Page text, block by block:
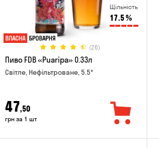
Щільність
17.5%
(26)
Пиво FDB «Puaripa» 0.33л
Світле, Нефільтроване, 5.5°
47,50
грн за 1 шт